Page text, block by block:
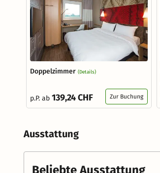
Doppelzimmer (Details)
p.P. ab 139,24 CHF Zur Buchung
Ausstattung
Beliebte Ausstattung